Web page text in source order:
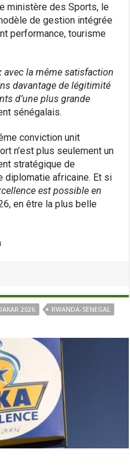
ministère des Sports, le
de gestion intégrée
performance, tourisme
la même satisfaction
davantage de légitimité
d’une plus grande
sénégalais.
conviction unit
n’est plus seulement un
stratégique de
diplomatie africaine. Et si
est possible en
en être la plus belle
2026 RWANDA-SENEGAL